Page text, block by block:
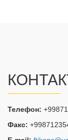
Телефон:
Факс: